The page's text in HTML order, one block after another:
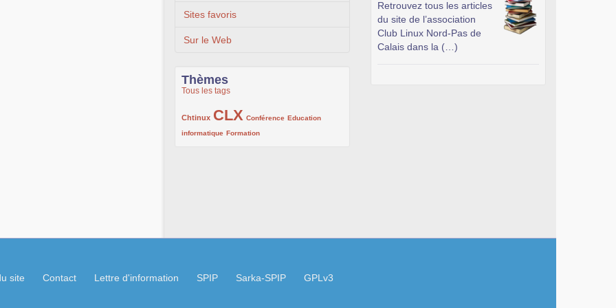
Sites favoris
Sur le Web
Thèmes
Tous les tags
Chtinux
222/1002CLX
1002/1002 Conférence
132/1002
Education
informatique
119/1002 Formation
168/1002
Retrouvez tous les articles
du site de l’association
Club Linux Nord-Pas de
Calais dans la (…)
site Contact Lettre d'information SPIP Sarka-SPIP GPLv3